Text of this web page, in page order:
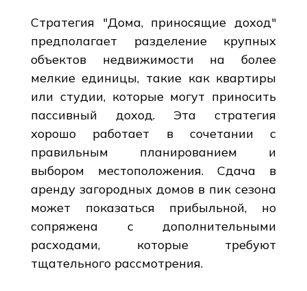
Стратегия "Дома, приносящие доход"
предполагает разделение крупных
объектов недвижимости на более
мелкие единицы, такие как квартиры
или студии, которые могут приносить
пассивный доход. Эта стратегия
хорошо работает в сочетании с
правильным планированием и
выбором местоположения. Сдача в
аренду загородных домов в пик сезона
может показаться прибыльной, но
сопряжена с дополнительными
расходами, которые требуют
тщательного рассмотрения.